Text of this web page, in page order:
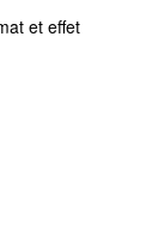
et effet